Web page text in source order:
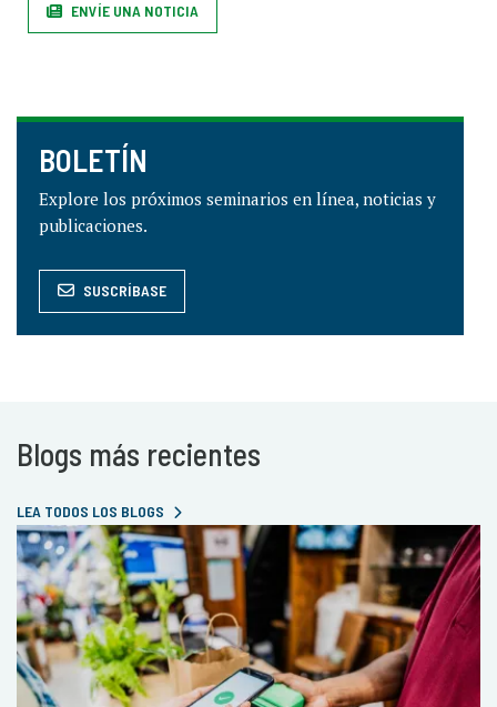
ENVÍE UNA NOTICIA
BOLETÍN
Explore los próximos seminarios en línea, noticias y
publicaciones.
SUSCRÍBASE
Blogs más recientes
LEA TODOS LOS BLOGS